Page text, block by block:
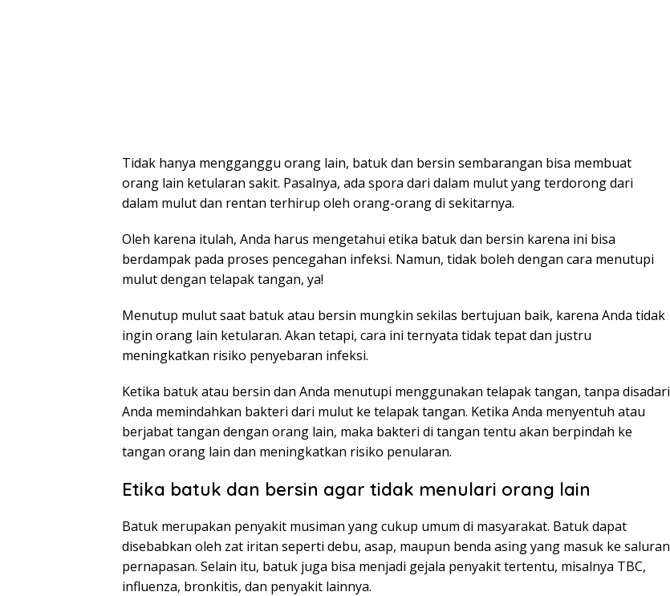
Tidak hanya mengganggu orang lain, batuk dan bersin sembarangan bisa membuat
orang lain ketularan sakit. Pasalnya, ada spora dari dalam mulut yang terdorong dari
dalam mulut dan rentan terhirup oleh orang-orang di sekitarnya.
Oleh karena itulah, Anda harus mengetahui etika batuk dan bersin karena ini bisa
berdampak pada proses pencegahan infeksi. Namun, tidak boleh dengan cara menutupi
mulut dengan telapak tangan, ya!
Menutup mulut saat batuk atau bersin mungkin sekilas bertujuan baik, karena Anda tidak
ingin orang lain ketularan. Akan tetapi, cara ini ternyata tidak tepat dan justru
meningkatkan risiko penyebaran infeksi.
Ketika batuk atau bersin dan Anda menutupi menggunakan telapak tangan, tanpa disadari
Anda memindahkan bakteri dari mulut ke telapak tangan. Ketika Anda menyentuh atau
berjabat tangan dengan orang lain, maka bakteri di tangan tentu akan berpindah ke
tangan orang lain dan meningkatkan risiko penularan.
Etika batuk dan bersin agar tidak menulari orang lain
Batuk merupakan penyakit musiman yang cukup umum di masyarakat. Batuk dapat
disebabkan oleh zat iritan seperti debu, asap, maupun benda asing yang masuk ke saluran
pernapasan. Selain itu, batuk juga bisa menjadi gejala penyakit tertentu, misalnya TBC,
influenza, bronkitis, dan penyakit lainnya.